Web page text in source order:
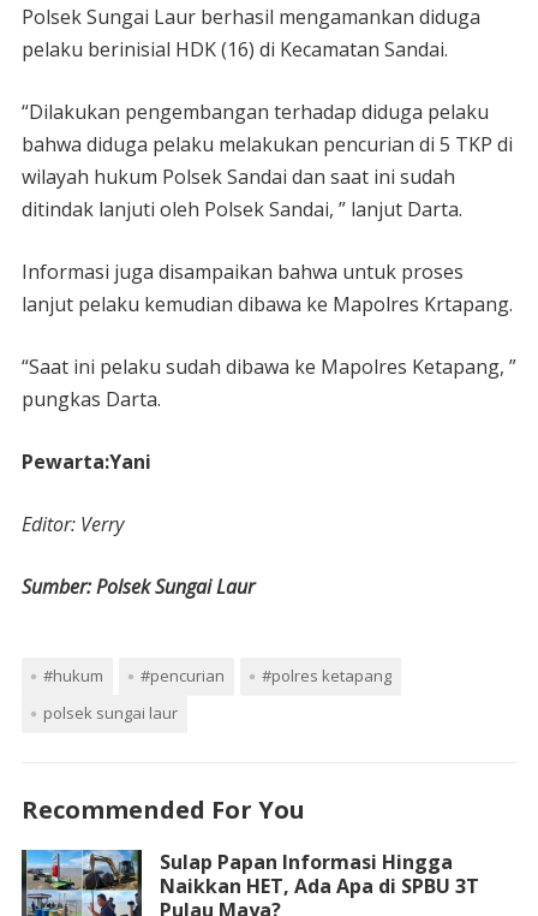
Polsek Sungai Laur berhasil mengamankan diduga
pelaku berinisial HDK (16) di Kecamatan Sandai.
“Dilakukan pengembangan terhadap diduga pelaku
bahwa diduga pelaku melakukan pencurian di 5 TKP di
wilayah hukum Polsek Sandai dan saat ini sudah
ditindak lanjuti oleh Polsek Sandai, ” lanjut Darta.
Informasi juga disampaikan bahwa untuk proses
lanjut pelaku kemudian dibawa ke Mapolres Krtapang.
“Saat ini pelaku sudah dibawa ke Mapolres Ketapang, ”
pungkas Darta.
Pewarta:Yani
Editor: Verry
Sumber: Polsek Sungai Laur
#hukum #pencurian
#polres ketapang
polsek sungai laur
Recommended For You
Sulap Papan Informasi Hingga
Naikkan HET, Ada Apa di SPBU 3T
Pulau Maya?